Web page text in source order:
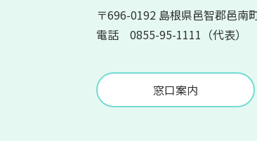
〒696-0192 島根県邑智郡邑南
電話 0855-95-1111（代表）
窓口案内